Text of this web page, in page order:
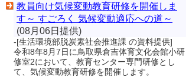
教員向け気候変動教育研修を開催しま
す～ すごろく 気候変動適応への道～
(08月06日提供)
-[生活環境部脱炭素社会推進課 の資料提供]
令和8年8月7日に鳥取県倉吉体育文化会館小研
修室2において、教育センター専門研修とし
て、気候変動教育研修を開催します。